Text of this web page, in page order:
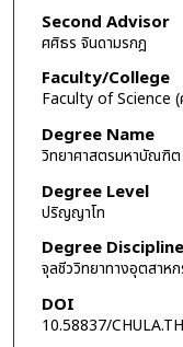
Second Advisor
ศศิธร จินดามรกฎ
Faculty/College
Faculty of Science
Degree Name
วิทยาศาสตรมหาบัณฑิต
Degree Level
ปริญญาโท
Degree Discipline
จุลชีววิทยาทางอุตสาห
DOI
10.58837/